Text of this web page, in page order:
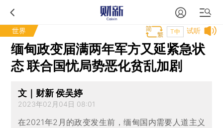
世界 试听
T中
缅甸政变届满两年军方又延紧急状
态 联合国忧局势恶化贫乱加剧
文｜财新 侯吴婷
2023年02月04日 08:01
在2021年2月的政变发生前，缅甸国内需要人道主义